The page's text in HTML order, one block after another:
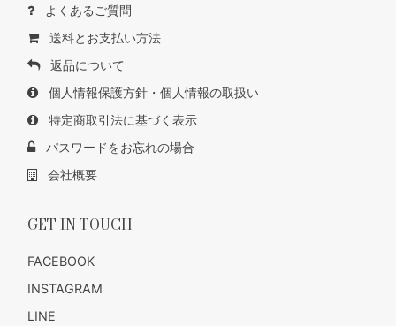
よくあるご質問
送料とお支払い方法
返品について
個人情報保護方針・個人情報の取扱い
特定商取引法に基づく表示
パスワードをお忘れの場合
会社概要
GET IN TOUCH
FACEBOOK
INSTAGRAM
LINE